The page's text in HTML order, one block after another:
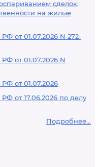
сделок,
на жилые
от 01.07.2026 N 272-
от 01.07.2026 N
от 01.07.2026
от 17.06.2026 по делу
Подробнее...